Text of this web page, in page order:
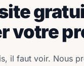
votre
il faut voir. Nous